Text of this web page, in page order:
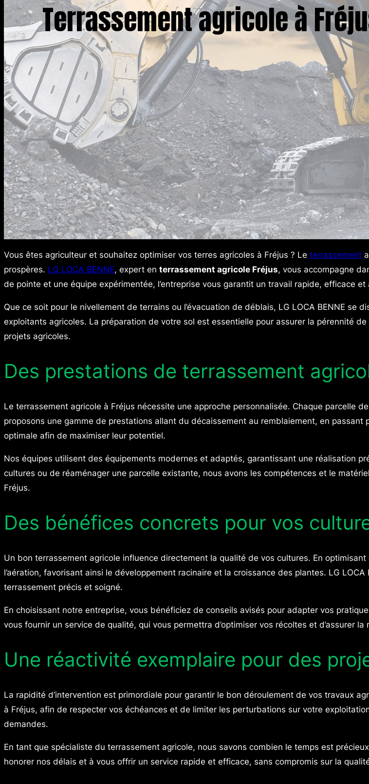
Terrassement agricole à
Vous êtes agriculteur et souhaitez optimiser vos terres agricoles à Fréjus ? Le terrassement
prospères. LG LOCA BENNE, expert en terrassement agricole Fréjus, vous accompagne
de pointe et une équipe expérimentée, l’entreprise vous garantit un travail rapide, efficace
Que ce soit pour le nivellement de terrains ou l’évacuation de déblais, LG LOCA BENNE
exploitants agricoles. La préparation de votre sol est essentielle pour assurer la pérennité
projets agricoles.
Des prestations de terrassement
Le terrassement agricole à Fréjus nécessite une approche personnalisée. Chaque parcelle
proposons une gamme de prestations allant du décaissement au remblaiement, en
optimale afin de maximiser leur potentiel.
Nos équipes utilisent des équipements modernes et adaptés, garantissant une réalisation
cultures ou de réaménager une parcelle existante, nous avons les compétences et le
Fréjus.
Des bénéfices concrets pour vos
Un bon terrassement agricole influence directement la qualité de vos cultures. En
l’aération, favorisant ainsi le développement racinaire et la croissance des plantes. LG
terrassement précis et soigné.
En choisissant notre entreprise, vous bénéficiez de conseils avisés pour adapter vos
vous fournir un service de qualité, qui vous permettra d’optimiser vos récoltes et d’assurer
Une réactivité exemplaire pour des
La rapidité d’intervention est primordiale pour garantir le bon déroulement de vos travaux
à Fréjus, afin de respecter vos échéances et de limiter les perturbations sur votre
demandes.
En tant que spécialiste du terrassement agricole, nous savons combien le temps est
honorer nos délais et à vous offrir un service rapide et efficace, sans compromis sur la